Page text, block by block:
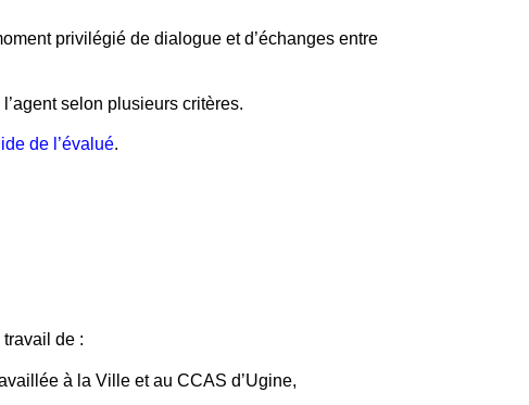
privilégié de dialogue et d’échanges entre
selon plusieurs critères.
de l’évalué.
de :
à la Ville et au CCAS d’Ugine,